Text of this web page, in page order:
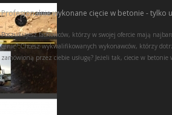
Profesjonalnie wykonane cięcie w betonie - tylko
Poszukujesz fachowców, którzy w swojej ofercie mają
cenie? Chcesz wykwalifikowanych wykonawców, którzy
zamówioną przez ciebie usługę? Jeżeli tak, ciecie w